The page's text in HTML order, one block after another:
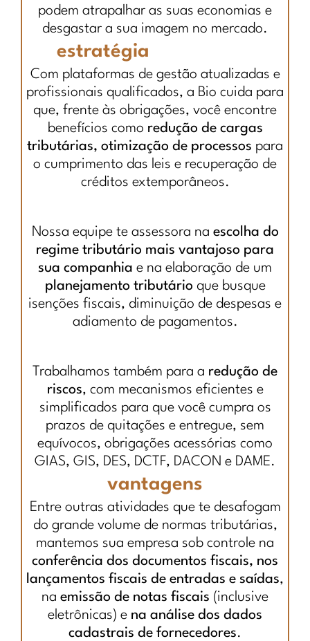
podem atrapalhar as suas economias e
desgastar a sua imagem no mercado.
estratégia
Com plataformas de gestão atualizadas e
profissionais qualificados, a Bio cuida para
que, frente às obrigações, você encontre
benefícios como redução de cargas
tributárias, otimização de processos para
o cumprimento das leis e recuperação de
créditos extemporâneos.
Nossa equipe te assessora na escolha do
regime tributário mais vantajoso para
sua companhia e na elaboração de um
planejamento tributário que busque
isenções fiscais, diminuição de despesas e
adiamento de pagamentos.
Trabalhamos também para a redução de
riscos, com mecanismos eficientes e
simplificados para que você cumpra os
prazos de quitações e entregue, sem
equívocos, obrigações acessórias como
GIAS, GIS, DES, DCTF, DACON e DAME.
vantagens
Entre outras atividades que te desafogam
do grande volume de normas tributárias,
mantemos sua empresa sob controle na
conferência dos documentos fiscais, nos
lançamentos fiscais de entradas e saídas,
na emissão de notas fiscais (inclusive
eletrônicas) e na análise dos dados
cadastrais de fornecedores.